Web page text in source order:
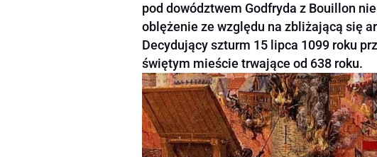
pod dowództwem Godfryda z Bouillon
oblężenie ze względu na zbliżającą się
Decydujący szturm 15 lipca 1099 roku
świętym mieście trwające od 638 roku.